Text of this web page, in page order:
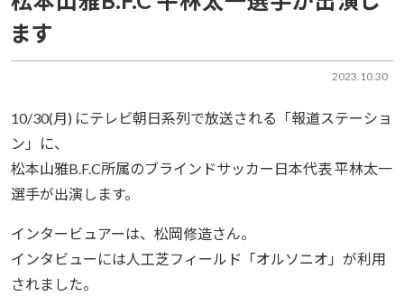
2023.10.30
ます
10/30(月) にテレビ朝日系列で放送される「報道ステーショ
ン」に、
松本山雅B.F.C所属のブラインドサッカー日本代表 平林太一
選手が出演します。
インタービュアーは、松岡修造さん。
インタビューには人工芝フィールド「オルソニオ」が利用
されました。